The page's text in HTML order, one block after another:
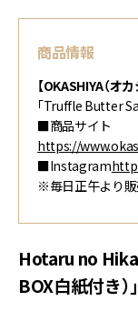
商品情報
【OKASHIYA（オカ
「Truffle Butter
■商品サイト
https://
■Instagram
※毎日正午より
Hotaru no
BOX白紙付き）